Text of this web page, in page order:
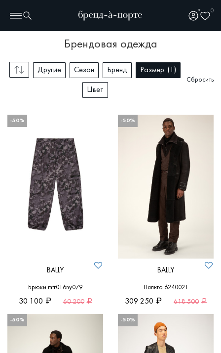
0
брендовая одежда
Другие Сезон Бренд Размер 1
Цвет
Сбросить
-50%
BALLY
Брюки mtr016ny079
30 100 60 200
-50%
BALLY
Пальто 6240021
309 250 618 500
-50% -50%